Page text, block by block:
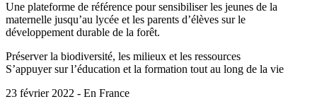
Une plateforme de référence pour sensibiliser les jeunes de la
maternelle jusqu’au lycée et les parents d’élèves sur le
développement durable de la forêt.
Préserver la biodiversité, les milieux et les ressources
S’appuyer sur l’éducation et la formation tout au long de la vie
23 février 2022 - En France